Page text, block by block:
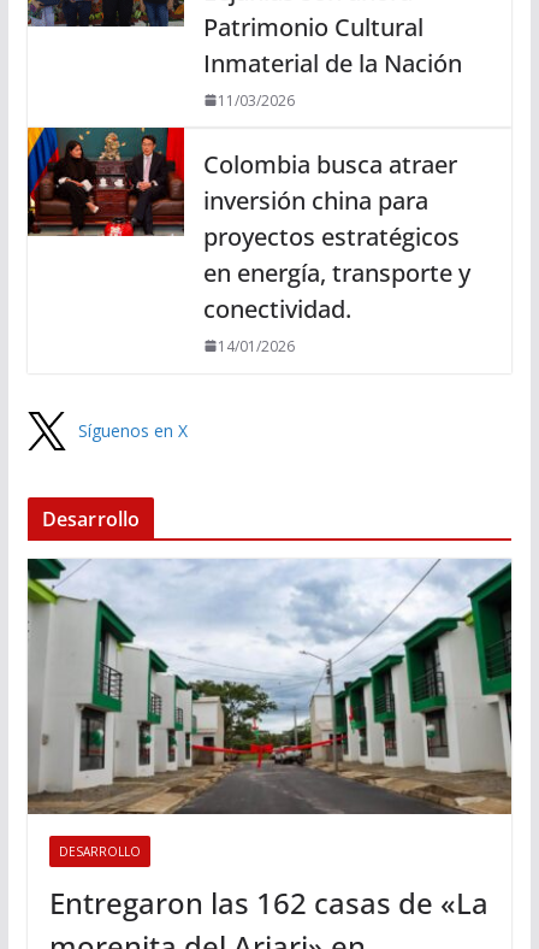
Patrimonio Cultural
Inmaterial de la Nación
11/03/2026
Colombia busca atraer
inversión china para
proyectos estratégicos
en energía, transporte y
conectividad.
14/01/2026
Síguenos en X
Desarrollo
DESARROLLO
Entregaron las 162 casas de «La